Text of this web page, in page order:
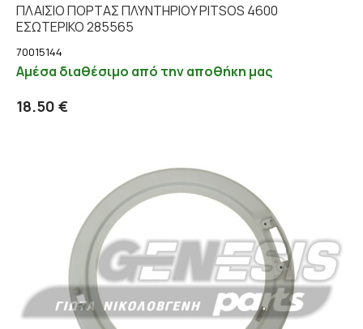
ΠΛΑΙΣΙΟ ΠΟΡΤΑΣ ΠΛΥΝΤΗΡΙΟY PITSOS 4600
EΣΩΤΕΡΙΚΟ 285565
70015144
Αμέσα διαθέσιμο από την αποθήκη μας
18.50 €
Προσθήκη στο καλάθι